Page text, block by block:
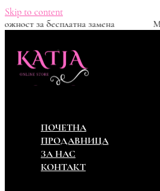
Skip to content
Можност за бесплатна замена
ПОЧЕТНА
ПРОДАВНИЦА
ЗА НАС
КОНТАКТ